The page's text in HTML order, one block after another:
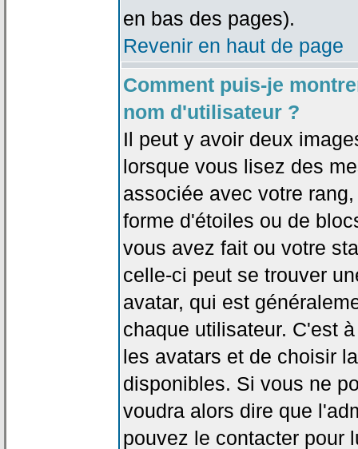
en bas des pages).
Revenir en haut de page
Comment puis-je
nom d'utilisateur ?
Il peut y avoir deux
lorsque vous lisez des
associée avec votre
forme d'étoiles ou de
vous avez fait ou votre
celle-ci peut se trouver
avatar, qui est
chaque utilisateur. C'est
les avatars et de choisir
disponibles. Si vous ne
voudra alors dire que
pouvez le contacter pour